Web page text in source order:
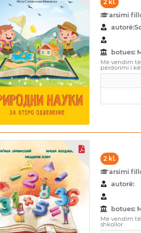
2 kl.
arsimi
botues:
Me vendim të
përdorimi i
2 kl.
arsimi
autorë:
botues:
Me vendim
shkollor